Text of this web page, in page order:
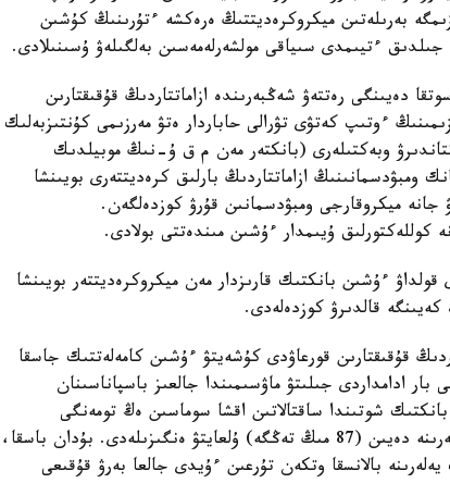
كۇنگە دەيىنگى مەرزىمگە بەرىلەتىن ميكروكرەديتتىڭ ەرەكشە ءتۇرىنىڭ كۇشىن
ءتيىمدى سىياقى مولشەرلەمەسىن بەلگىلەۋ ۇسىنىلادى.
دەيىنگى رەتتەۋ شەڭبەرىندە ازاماتتاردىڭ قۇقىقتارىن
ءوتىپ كەتۋى تۋرالى حاباردار ەتۋ مەرزىمى كۇنتىزبەلىك
اقپاراتتاندىرۋ وبەكتىلەرى (بانكتەر مەن م ق ۇ-نىڭ موبيلدىك
ومبۋدسمانىنىڭ ازاماتتاردىڭ بارلىق كرەديتتەرى بويىنشا
جانە ميكروقارجى ومبۋدسمانىن قۇرۋ كوزدەلگەن.
ۇيىمدار ءۇشىن مىندەتتى بولادى.
ءۇشىن بانكتىك قارىزدار مەن ميكروكرەديتتەر بويىنشا
كەيىنگە قالدىرۋ كوزدەلەدى.
قۇقىقتارىن قورعاۋدى كۇشەيتۋ ءۇشىن كامەلەتتىك جاسقا
بار ادامداردى جىلىتۋ ماۋسىمىندا جالعىز باسپاناسىنان
شوتىندا ساقتالاتىن اقشا سوماسىن ەڭ تومەنگى
كۇنكورىس دەڭگەيىنىڭ 1 دەن 2 ەسەلەنگەن مولشەرىنە دەيىن (87 مىڭ تەڭگە) ۇلعايتۋ ەنگىزىلەدى. بۇدان باسقا،
بالانسقا وتكەن تۇرعىن ءۇيدى جالعا بەرۋ قۇقىعى